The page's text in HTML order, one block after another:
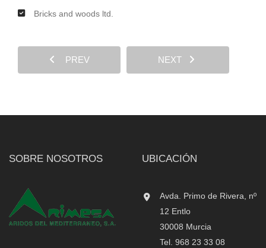
Bricks and woods ltd.
PREV NEXT
SOBRE NOSOTROS UBICACIÓN
Avda. Primo de Rivera, nº
12 Entlo
30008 Murcia
Tel. 968 23 33 08